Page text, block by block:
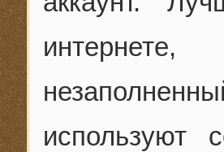
используют